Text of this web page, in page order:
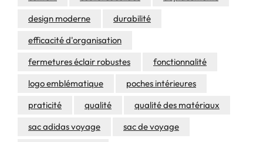
design moderne
durabilité
efficacité d'organisation
fermetures éclair robustes
fonctionnalité
logo emblématique
poches intérieures
praticité
qualité
qualité des matériaux
sac adidas voyage
sac de voyage